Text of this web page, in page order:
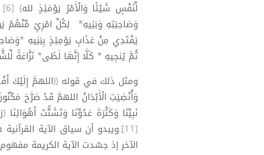
يَفْتَدِي مِنْ عَذَابِ يَوْمِئِذٍ بِبَنِيهِ
ثُمَّ يُنجِيهِ * كَلَّا إِنَّهَا لَظَى* نَزَّاعَةً لِّلشَّوَى
ومثل ذلك في قوله ((اللهمَّ إِلَيْكَ
وَأُنْضِيَتِ الْأَبْدَانُ اللهمَّ قَدْ صَرَّحَ
[11].ويبدو أن سياق الآية
الآخر إذ جسّدت الآية الكريمة مفهوم